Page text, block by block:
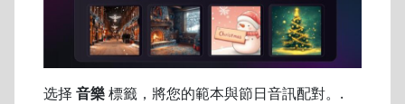
选择 音樂標籤，將您的範本與節日音訊配對。.